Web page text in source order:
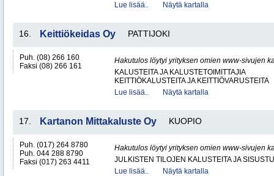
Lue lisää..
Näytä kartalla
16. Keittiökeidas Oy PATTIJOKI
Puh. (08) 266 160
Faksi (08) 266 161
Hakutulos löytyi yrityksen omien www-sivujen
KALUSTEITA JA KALUSTETOIMITTAJIA
KEITTIÖKALUSTEITA JA KEITTIÖVARUSTEITA
Lue lisää..
Näytä kartalla
17. Kartanon Mittakaluste Oy KUOPIO
Puh. (017) 264 8780
Puh. 044 288 8790
Faksi (017) 263 4411
Hakutulos löytyi yrityksen omien www-sivujen
JULKISTEN TILOJEN KALUSTEITA JA
Lue lisää..
Näytä kartalla